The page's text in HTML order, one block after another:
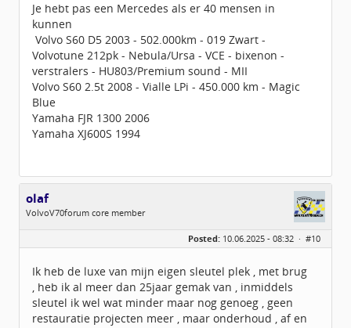
Je hebt pas een Mercedes als er 40 mensen in
kunnen
Volvo S60 D5 2003 - 502.000km - 019 Zwart -
Volvotune 212pk - Nebula/Ursa - VCE - bixenon -
verstralers - HU803/Premium sound - MII
Volvo S60 2.5t 2008 - Vialle LPi - 450.000 km - Magic
Blue
Yamaha FJR 1300 2006
Yamaha XJ600S 1994
olaf
VolvoV70forum core member
Berichten:
2128
Posted: 10.06.2025 - 08:32 · #10
Ik heb de luxe van mijn eigen sleutel plek , met brug
, heb ik al meer dan 25jaar gemak van , inmiddels
sleutel ik wel wat minder maar nog genoeg , geen
restauratie projecten meer , maar onderhoud , af en